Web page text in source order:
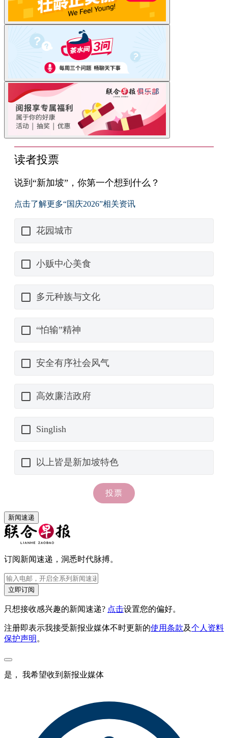
新闻速递
订阅新闻速递，洞悉时代脉搏。
立即订阅
只想接收感兴趣的新闻速递? 点击设置您的偏好。
注册即表示我接受新报业媒体不时更新的使用条款及个人资料
保护声明 。
是， 我希望收到新报业媒体